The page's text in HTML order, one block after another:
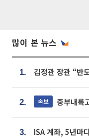
많이 본 뉴스
1.
2. 속보 중부내륙
3. ISA 계좌, 5년마